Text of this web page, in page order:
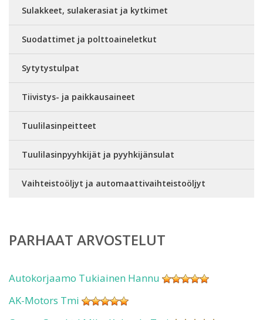
Sulakkeet, sulakerasiat ja kytkimet
Suodattimet ja polttoaineletkut
Sytytystulpat
Tiivistys- ja paikkausaineet
Tuulilasinpeitteet
Tuulilasinpyyhkijät ja pyyhkijänsulat
Vaihteistoöljyt ja automaattivaihteistoöljyt
PARHAAT ARVOSTELUT
Autokorjaamo Tukiainen Hannu
AK-Motors Tmi